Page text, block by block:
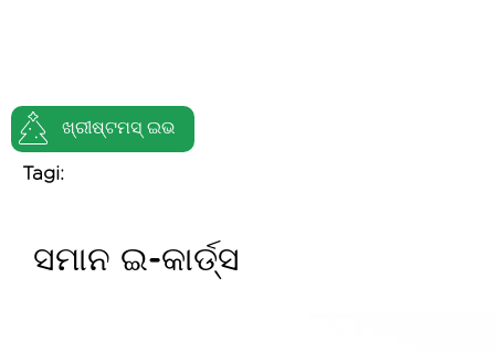
ଖ୍ରୀଷ୍ଟମସ୍ ଇଭ
Tagi:
ସମାନ ଇ-କାର୍ଡ୍ସ